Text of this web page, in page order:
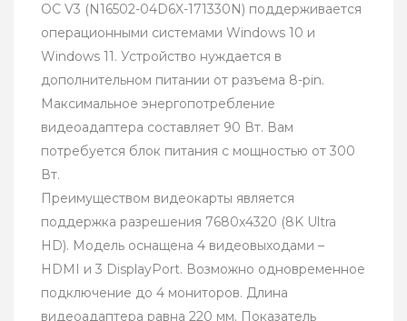
OC V3 (N16502-04D6X-171330N) поддерживается
операционными системами Windows 10 и
Windows 11. Устройство нуждается в
дополнительном питании от разъема 8-pin.
Максимальное энергопотребление
видеоадаптера составляет 90 Вт. Вам
потребуется блок питания с мощностью от 300
Вт.
Преимуществом видеокарты является
поддержка разрешения 7680x4320 (8K Ultra
HD). Модель оснащена 4 видеовыходами –
HDMI и 3 DisplayPort. Возможно одновременное
подключение до 4 мониторов. Длина
видеоадаптера равна 220 мм. Показатель